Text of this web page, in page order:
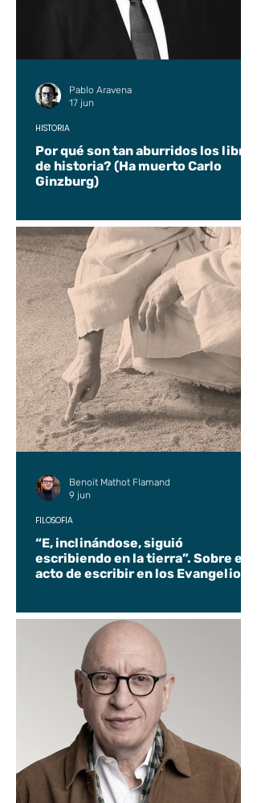
Por qué son tan aburridos los libros
de historia? (Ha muerto Carlo
Ginzburg)
HISTORIA
Pablo Aravena
17 jun
“E, inclinándose, siguió
escribiendo en la tierra”. Sobre el
acto de escribir en los Evangelios.
FILOSOFÍA
Benoit Mathot Flamand
9 jun